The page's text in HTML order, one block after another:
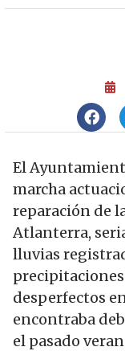
El
marcha
reparación de
Atlanterra,
lluvias
precipitaciones
desperfectos
encontraba
el pasado